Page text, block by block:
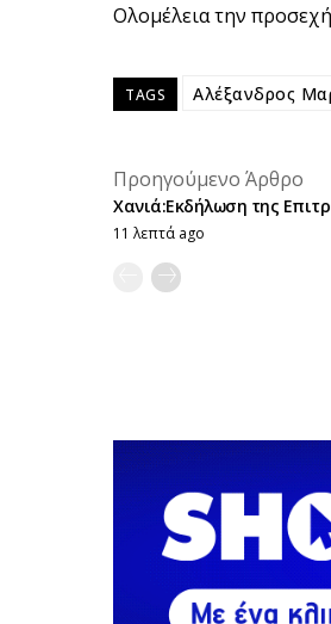
Ολομέλεια την
TAGS Αλέξανδρος
Προηγούμενο Άρθρο
Χανιά:Εκδήλωση της
11 λεπτά ago